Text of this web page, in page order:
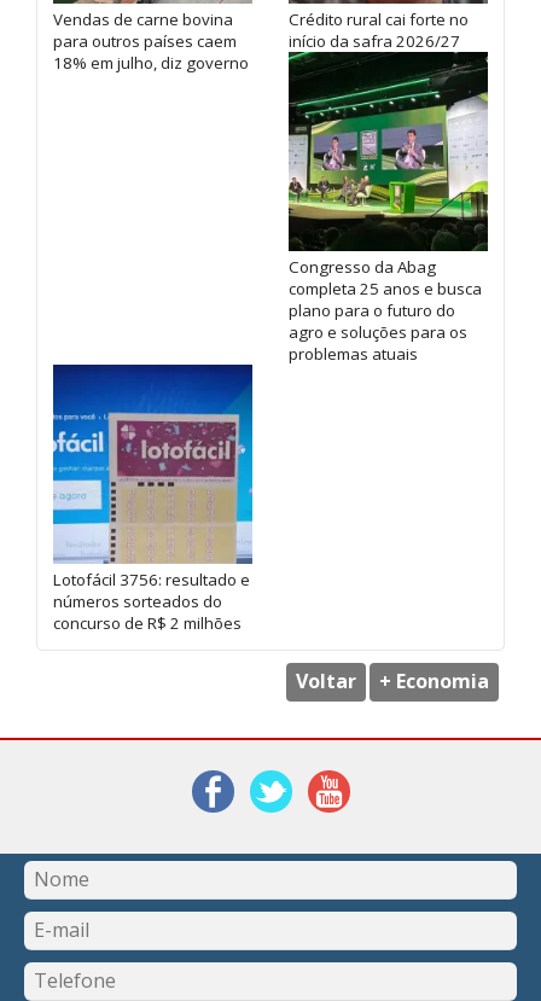
Vendas de carne bovina
para outros países caem
18% em julho, diz governo
Crédito rural cai forte no
início da safra 2026/27
Congresso da Abag
completa 25 anos e busca
plano para o futuro do
agro e soluções para os
problemas atuais
Lotofácil 3756: resultado e
números sorteados do
concurso de R$ 2 milhões
Voltar + Economia